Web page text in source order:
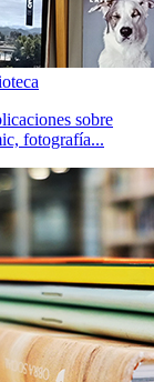
sobre
fotografía...